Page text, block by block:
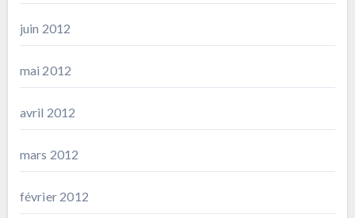
juin 2012
mai 2012
avril 2012
mars 2012
février 2012